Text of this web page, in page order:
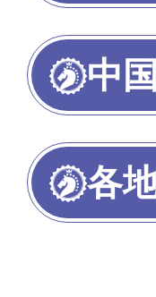
中
各